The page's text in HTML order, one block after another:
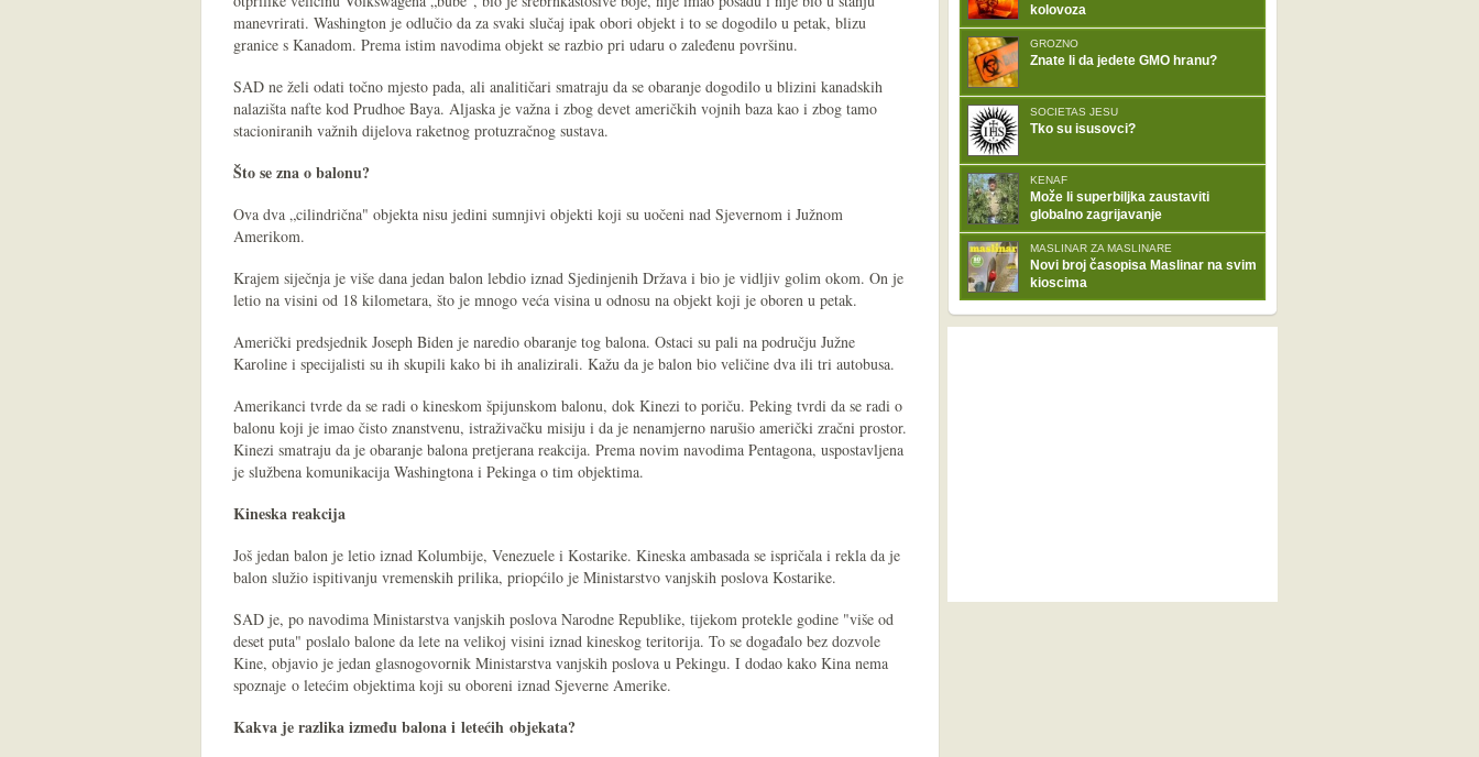
manevrirati. Washington je odlučio da za svaki slučaj ipak obori objekt i to se dogodilo u petak, blizu
granice s Kanadom. Prema istim navodima objekt se razbio pri udaru o zaleđenu površinu.
SAD ne želi odati točno mjesto pada, ali analitičari smatraju da se obaranje dogodilo u blizini kanadskih
nalazišta nafte kod Prudhoe Baya. Aljaska je važna i zbog devet američkih vojnih baza kao i zbog tamo
stacioniranih važnih dijelova raketnog protuzračnog sustava.
Što se zna o balonu?
Ova dva „cilindrična" objekta nisu jedini sumnjivi objekti koji su uočeni nad Sjevernom i Južnom
Amerikom.
Krajem siječnja je više dana jedan balon lebdio iznad Sjedinjenih Država i bio je vidljiv golim okom. On je
letio na visini od 18 kilometara, što je mnogo veća visina u odnosu na objekt koji je oboren u petak.
Američki predsjednik Joseph Biden je naredio obaranje tog balona. Ostaci su pali na području Južne
Karoline i specijalisti su ih skupili kako bi ih analizirali. Kažu da je balon bio veličine dva ili tri autobusa.
Amerikanci tvrde da se radi o kineskom špijunskom balonu, dok Kinezi to poriču. Peking tvrdi da se radi o
balonu koji je imao čisto znanstvenu, istraživačku misiju i da je nenamjerno narušio američki zračni prostor.
Kinezi smatraju da je obaranje balona pretjerana reakcija. Prema novim navodima Pentagona, uspostavljena
je službena komunikacija Washingtona i Pekinga o tim objektima.
Kineska reakcija
Još jedan balon je letio iznad Kolumbije, Venezuele i Kostarike. Kineska ambasada se ispričala i rekla da je
balon služio ispitivanju vremenskih prilika, priopćilo je Ministarstvo vanjskih poslova Kostarike.
SAD je, po navodima Ministarstva vanjskih poslova Narodne Republike, tijekom protekle godine "više od
deset puta" poslalo balone da lete na velikoj visini iznad kineskog teritorija. To se događalo bez dozvole
Kine, objavio je jedan glasnogovornik Ministarstva vanjskih poslova u Pekingu. I dodao kako Kina nema
spoznaje o letećim objektima koji su oboreni iznad Sjeverne Amerike.
Kakva je razlika između balona i letećih objekata?
kolovoza
GROZNO
Znate li da jedete GMO hranu?
SOCIETAS JESU
Tko su isusovci?
KENAF
Može li superbiljka zaustaviti
globalno zagrijavanje
MASLINAR ZA MASLINARE
Novi broj časopisa Maslinar na svim
kioscima